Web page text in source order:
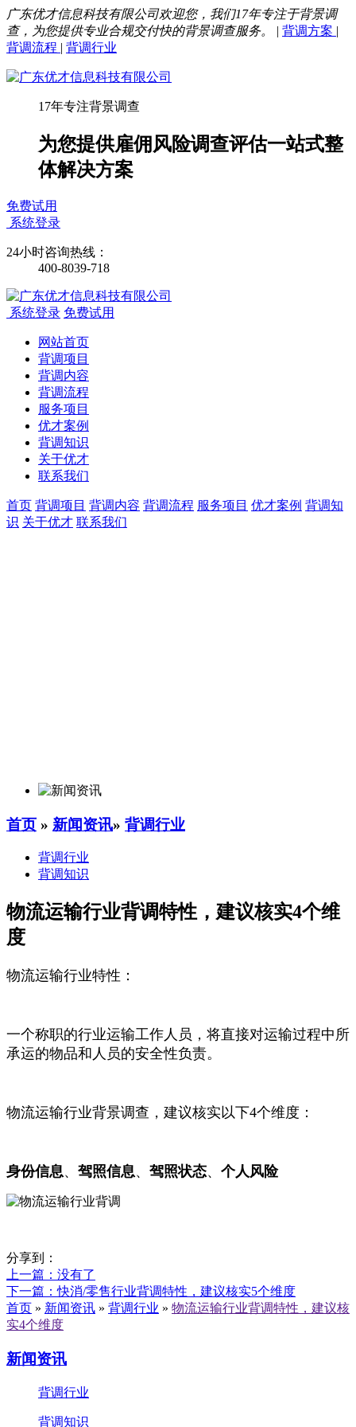
广东优才信息科技有限公司欢迎您，我们17年专注于背景调
查，为您提供专业合规交付快的背景调查服务。
| 背调方案 |
背调流程 | 背调行业
17年专注背景调查
为您提供雇佣风险调查评估一站式整
体解决方案
免费试用
系统登录
24小时咨询热线：
400-8039-718
系统登录 免费试用
网站首页
背调项目
背调内容
背调流程
服务项目
优才案例
背调知识
关于优才
联系我们
首页 背调项目 背调内容 背调流程 服务项目 优才案例 背调知
识 关于优才 联系我们
首页 » 新闻资讯» 背调行业
背调行业
背调知识
物流运输行业背调特性，建议核实4个维
度
物流运输行业特性：
一个称职的行业运输工作人员，将直接对运输过程中所
承运的物品和人员的安全性负责。
物流运输行业背景调查，建议核实以下4个维度：
身份信息、 驾照信息、 驾照状态、 个人风险
分享到：
上一篇 ：没有了
下一篇 ：快消/零售行业背调特性，建议核实5个维度
首页 » 新闻资讯 » 背调行业 » 物流运输行业背调特性，建议核
实4个维度
新闻资讯
背调行业
背调知识